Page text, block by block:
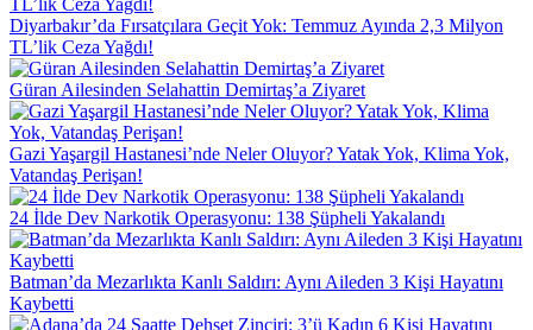
Diyarbakır’da Fırsatçılara Geçit Yok: Temmuz Ayında 2,3 Milyon
TL’lik Ceza Yağdı!
Güran Ailesinden Selahattin Demirtaş’a Ziyaret
Gazi Yaşargil Hastanesi’nde Neler Oluyor? Yatak Yok, Klima Yok,
Vatandaş Perişan!
24 İlde Dev Narkotik Operasyonu: 138 Şüpheli Yakalandı
Batman’da Mezarlıkta Kanlı Saldırı: Aynı Aileden 3 Kişi Hayatını
Kaybetti